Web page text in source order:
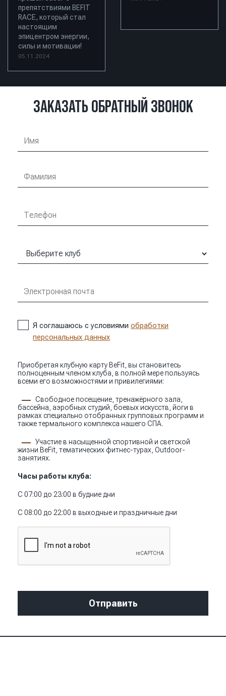
препятствиями BEFIT
RACE, который стал
настоящим
эпицентром энергии,
силы и мотивации!
05.11.2024
ЗАКАЗАТЬ ОБРАТНЫЙ ЗВОНОК
Я соглашаюсь с условиями обработки
персональных данных
Приобретая клубную карту BeFit, вы становитесь
полноценным членом клуба, в полной мере пользуясь
всеми его возможностями и привилегиями:
Свободное посещение, тренажёрного зала,
бассейна, аэробных студий, боевых искусств, йоги в
рамках специально отобранных групповых программ и
также термального комплекса нашего СПА.
Участие в насыщенной спортивной и светской
жизни BeFit, тематических фитнес-турах, Outdoor-
занятиях.
Часы работы клуба:
С 07:00 до 23:00 в будние дни
С 08:00 до 22:00 в выходные и праздничные дни